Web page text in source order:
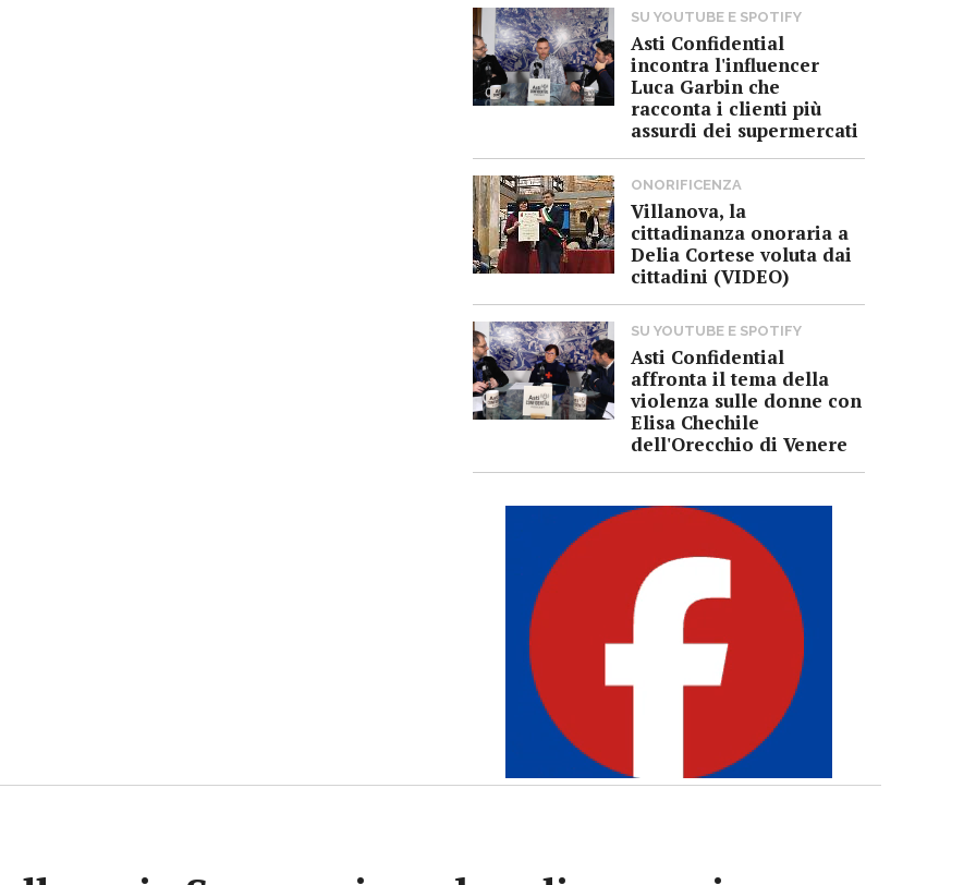
SU YOUTUBE E SPOTIFY
Asti Confidential
incontra l'influencer
Luca Garbin che
racconta i clienti più
assurdi dei supermercati
ONORIFICENZA
Villanova, la
cittadinanza onoraria a
Delia Cortese voluta dai
cittadini (VIDEO)
SU YOUTUBE E SPOTIFY
Asti Confidential
affronta il tema della
violenza sulle donne con
Elisa Chechile
dell'Orecchio di Venere